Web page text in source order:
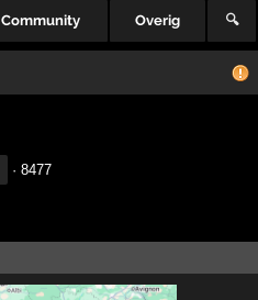
Community Overig 🔍
· 8477